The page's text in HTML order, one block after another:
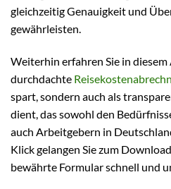
gleichzeitig Genauigkeit und
gewährleisten.
Weiterhin erfahren Sie in
durchdachte
spart, sondern auch als
dient, das sowohl den
auch Arbeitgebern in
Klick gelangen Sie zum
bewährte Formular schnell und